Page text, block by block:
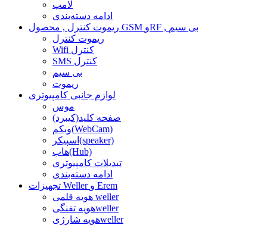
لامپ
ادامه دسته‌بندی
ریموت کنترل , محصول GSM وRF , بی سیم
ریموت کنترل
Wifi کنترل
SMS کنترل
بی سیم
ریموت
لوازم جانبی کامپیوتری
موس
صفحه کلید(کیبرد)
وبکم(WebCam)
اسپیکر(speaker)
هاب(Hub)
تبدیلات کامپیوتری
ادامه دسته‌بندی
تجهیزات Weller و Erem
هویه قلمی weller
هویه تفنگیweller
هویه شارژیweller